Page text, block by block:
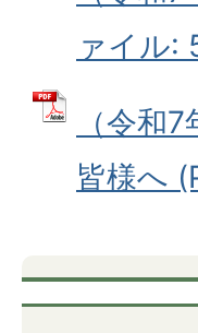
ァイル:
（令和
皆様へ